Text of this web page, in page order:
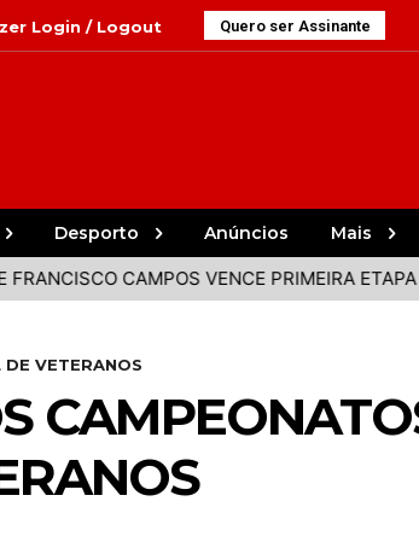
Login / Logout Quero ser Assinante
Desporto Anúncios Mais
CAMPOS VENCE PRIMEIRA ETAPA DA
VETERANOS